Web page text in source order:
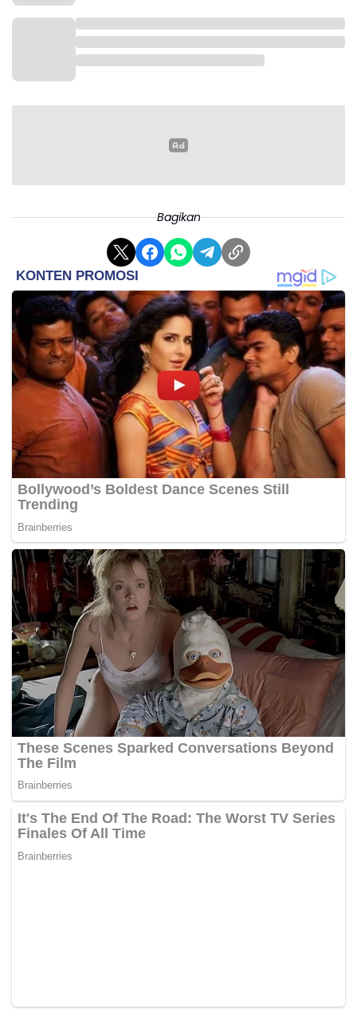
“Sebenarnya kebanyakan orang yang membunyikan
lehernya tidak akan mengalami masalah serius, tapi
mekanismenya sudah terdokumentasi. Makanya
manipulasi leher sendiri yang berulang dan kuat tidak
mengatasi leher kaku seperti latihan mobilitas
tertentu, atau terapi profesional daripada
membunyikan leher secara agresif.(*)
Bagikan